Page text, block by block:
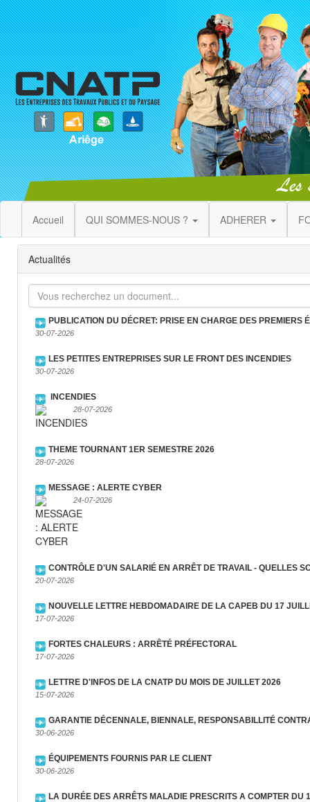
Accueil QUI SOMMES-NOUS ? ADHERER
Actualités
PUBLICATION DU DÉCRET: PRISE EN CHARGE DES PREMIERS
30-07-2026
LES PETITES ENTREPRISES SUR LE FRONT DES INCENDIES
30-07-2026
INCENDIES
28-07-2026
THEME TOURNANT 1ER SEMESTRE 2026
28-07-2026
MESSAGE : ALERTE CYBER
24-07-2026
CONTRÔLE D'UN SALARIÉ EN ARRÊT DE TRAVAIL - QUELLES
20-07-2026
NOUVELLE LETTRE HEBDOMADAIRE DE LA CAPEB DU 17
17-07-2026
FORTES CHALEURS : ARRÊTÉ PRÉFECTORAL
17-07-2026
LETTRE D'INFOS DE LA CNATP DU MOIS DE JUILLET 2026
15-07-2026
GARANTIE DÉCENNALE, BIENNALE, RESPONSABILLITÉ
30-06-2026
ÉQUIPEMENTS FOURNIS PAR LE CLIENT
30-06-2026
LA DURÉE DES ARRÊTS MALADIE PRESCRITS A COMPTER DU